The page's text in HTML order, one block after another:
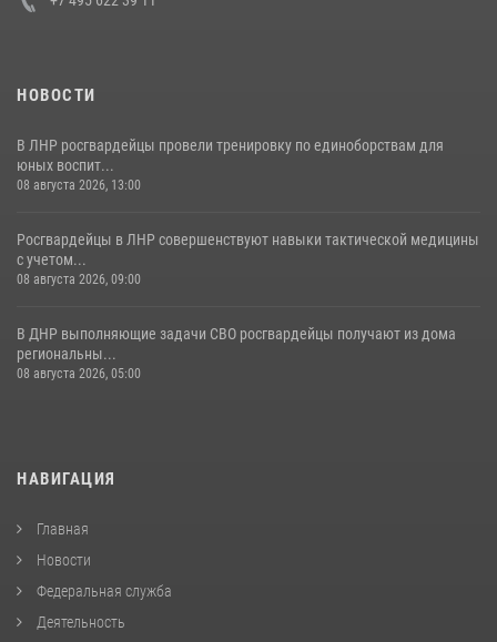
НОВОСТИ
В ЛНР росгвардейцы провели тренировку по единоборствам для
юных воспит...
08 августа 2026, 13:00
Росгвардейцы в ЛНР совершенствуют навыки тактической медицины
с учетом...
08 августа 2026, 09:00
В ДНР выполняющие задачи СВО росгвардейцы получают из дома
региональны...
08 августа 2026, 05:00
НАВИГАЦИЯ
Главная
Новости
Федеральная служба
Деятельность